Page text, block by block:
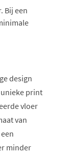
Bij een
design
print
vloer
van
minder